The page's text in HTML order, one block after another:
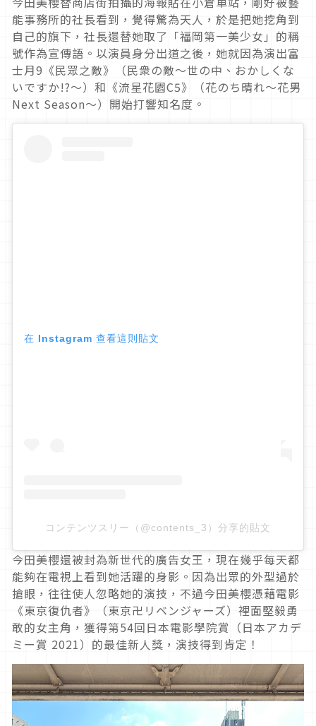
能事務所的社長看到，覺得驚為天人，於是把她挖角到
自己的旗下，社長還替她取了「福岡第一美少女」的稱
號作為宣傳語。以演員身分出道之後，她就因為演出富
士月9 《民眾之敵》（民衆の敵〜世の中、おかしくな
いですか!?〜）和《流星花園C5》（花のち晴れ〜花男
Next Season〜）開始打響知名度。
在 Instagram 查看這則貼文
コンテンツスリー（@contents_3）分享的貼文
今田美櫻還被封為新世代的廣告女王，現在幾乎每天都
能夠在電視上看到她活躍的身影。因為出眾的外型過於
搶眼，往往使人忽略她的演技，不過今田美櫻憑藉電影
《東京復仇者》（東京卍リベンジャーズ）裡面堅毅勇
敢的女主角，獲得第54回日本電影學院賞（日本アカデ
ミー賞 2021）的最佳新人獎，演技得到肯定！